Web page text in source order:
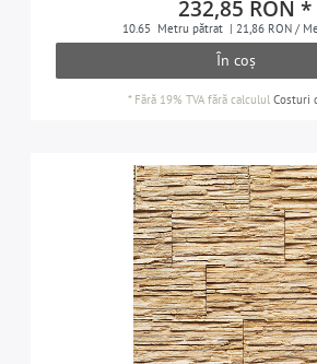
232,85 RON *
10.65 Metru pătrat | 21,86 RON /
În coș
* Fără 19% TVAfără calculul Costuri